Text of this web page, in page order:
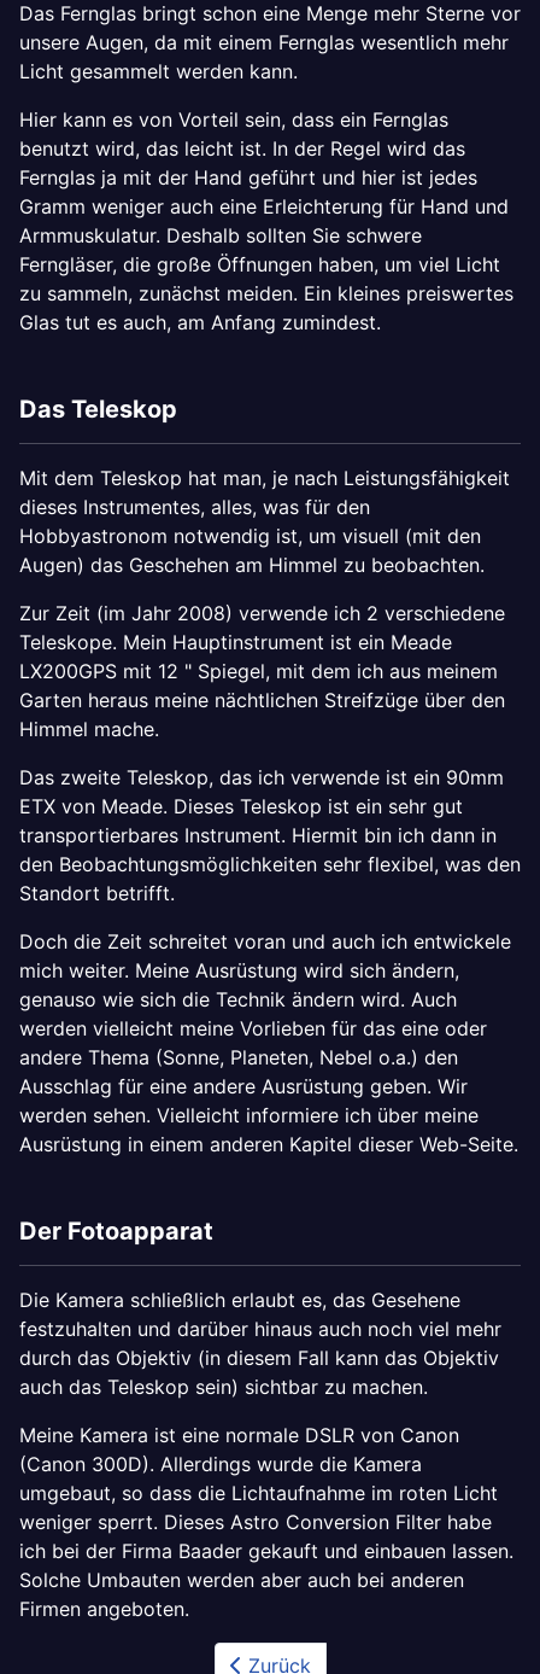
Das Fernglas bringt schon eine Menge mehr Sterne vor
unsere Augen, da mit einem Fernglas wesentlich mehr
Licht gesammelt werden kann.
Hier kann es von Vorteil sein, dass ein Fernglas
benutzt wird, das leicht ist. In der Regel wird das
Fernglas ja mit der Hand geführt und hier ist jedes
Gramm weniger auch eine Erleichterung für Hand und
Armmuskulatur. Deshalb sollten Sie schwere
Ferngläser, die große Öffnungen haben, um viel Licht
zu sammeln, zunächst meiden. Ein kleines preiswertes
Glas tut es auch, am Anfang zumindest.
Das Teleskop
Mit dem Teleskop hat man, je nach Leistungsfähigkeit
dieses Instrumentes, alles, was für den
Hobbyastronom notwendig ist, um visuell (mit den
Augen) das Geschehen am Himmel zu beobachten.
Zur Zeit (im Jahr 2008) verwende ich 2 verschiedene
Teleskope. Mein Hauptinstrument ist ein Meade
LX200GPS mit 12 " Spiegel, mit dem ich aus meinem
Garten heraus meine nächtlichen Streifzüge über den
Himmel mache.
Das zweite Teleskop, das ich verwende ist ein 90mm
ETX von Meade. Dieses Teleskop ist ein sehr gut
transportierbares Instrument. Hiermit bin ich dann in
den Beobachtungsmöglichkeiten sehr flexibel, was den
Standort betrifft.
Doch die Zeit schreitet voran und auch ich entwickele
mich weiter. Meine Ausrüstung wird sich ändern,
genauso wie sich die Technik ändern wird. Auch
werden vielleicht meine Vorlieben für das eine oder
andere Thema (Sonne, Planeten, Nebel o.a.) den
Ausschlag für eine andere Ausrüstung geben. Wir
werden sehen. Vielleicht informiere ich über meine
Ausrüstung in einem anderen Kapitel dieser Web-Seite.
Der Fotoapparat
Die Kamera schließlich erlaubt es, das Gesehene
festzuhalten und darüber hinaus auch noch viel mehr
durch das Objektiv (in diesem Fall kann das Objektiv
auch das Teleskop sein) sichtbar zu machen.
Meine Kamera ist eine normale DSLR von Canon
(Canon 300D). Allerdings wurde die Kamera
umgebaut, so dass die Lichtaufnahme im roten Licht
weniger sperrt. Dieses Astro Conversion Filter habe
ich bei der Firma Baader gekauft und einbauen lassen.
Solche Umbauten werden aber auch bei anderen
Firmen angeboten.
Zurück